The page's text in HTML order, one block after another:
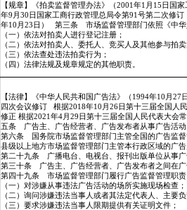
【规章】《拍卖监督管理办法》（2001年1月15日国
年9月30日国家工商行政管理总局令第91号第二次修
年10月23日）
第三条 市场监督管理部门依照《中华
（一）依法对拍卖人进行登记注册；
（二）依法对拍卖人、委托人、竞买人及其他参与拍
（三）依法查处违法拍卖行为；
（四）法律法规及规章规定的其他职责。
【法律】《中华人民共和国广告法》（1994年10月
四次会议修订
根据2018年10月26日第十三届全国人
修正 根据2021年4月29日第十三届全国人民代表大会
五条 广告主、广告经营者、广告发布者从事广告活
第六条 国务院市场监督管理部门主管全国的广告监
县级以上地方市场监督管理部门主管本行政区域的广
第二十九条 广播电台、电视台、报刊出版单位从事
第三十条 广告主、广告经营者、广告发布者之间在
第四十九条 市场监督管理部门履行广告监督管理职
（一）对涉嫌从事违法广告活动的场所实施现场检查；
（二）询问涉嫌违法当事人或者其法定代表人、主要
（三）要求涉嫌违法当事人限期提供有关证明文件；